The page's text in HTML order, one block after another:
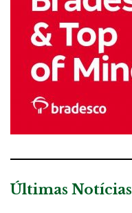
Últimas Notícias